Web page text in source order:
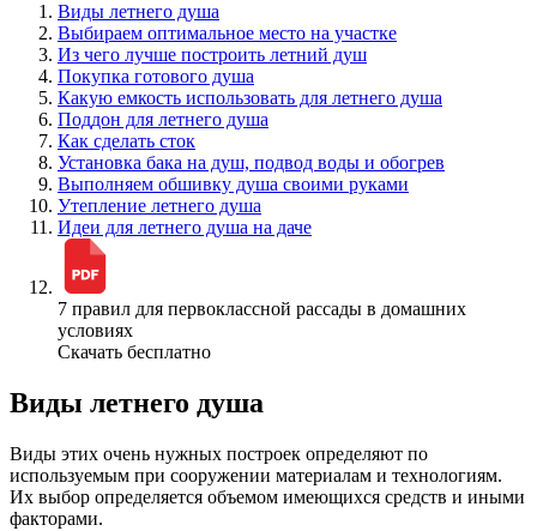
Виды летнего душа
Выбираем оптимальное место на участке
Из чего лучше построить летний душ
Покупка готового душа
Какую емкость использовать для летнего душа
Поддон для летнего душа
Как сделать сток
Установка бака на душ, подвод воды и обогрев
Выполняем обшивку душа своими руками
Утепление летнего душа
Идеи для летнего душа на даче
7 правил для первоклассной рассады в домашних
условиях
Скачать бесплатно
Виды летнего душа
Виды этих очень нужных построек определяют по
используемым при сооружении материалам и технологиям.
Их выбор определяется объемом имеющихся средств и иными
факторами.